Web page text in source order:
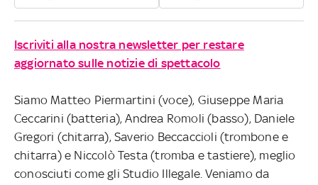
Iscriviti alla nostra newsletter per restare
aggiornato sulle notizie di spettacolo
Siamo Matteo Piermartini (voce), Giuseppe Maria
Ceccarini (batteria), Andrea Romoli (basso), Daniele
Gregori (chitarra), Saverio Beccaccioli (trombone e
chitarra) e Niccolò Testa (tromba e tastiere), meglio
conosciuti come gli Studio Illegale. Veniamo da